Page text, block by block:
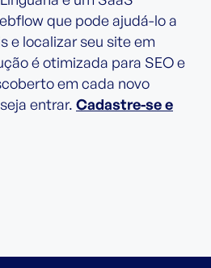
que pode ajudá-lo a
e localizar seu site em
é otimizada para SEO e
em cada novo
entrar. Cadastre-se e